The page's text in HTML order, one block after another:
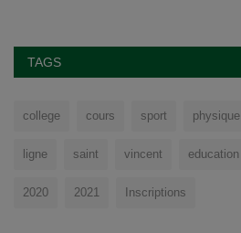
TAGS
college cours sport physique
ligne saint vincent education
2020 2021 Inscriptions